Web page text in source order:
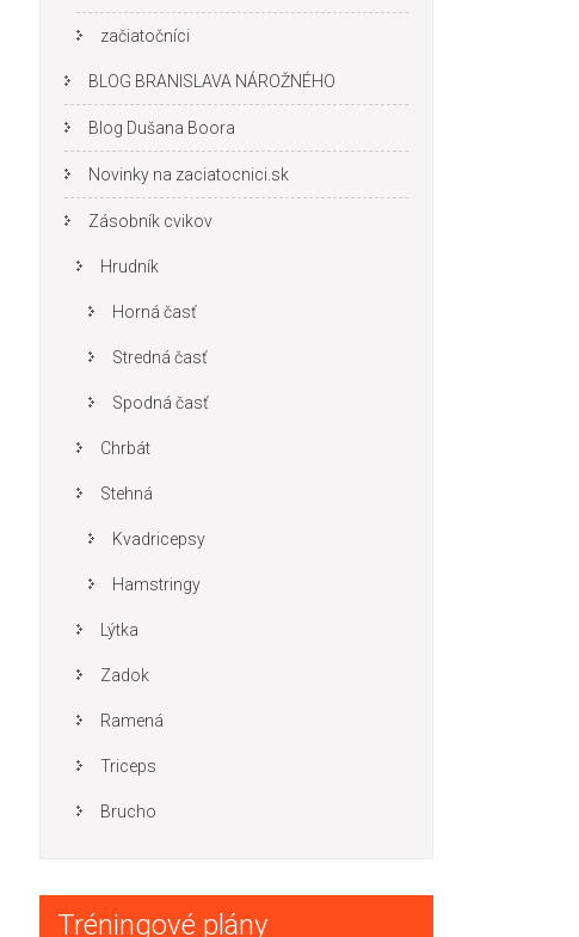
začiatočníci
BLOG BRANISLAVA NÁROŽNÉHO
Blog Dušana Boora
Novinky na zaciatocnici.sk
Zásobník cvikov
Hrudník
Horná časť
Stredná časť
Spodná časť
Chrbát
Stehná
Kvadricepsy
Hamstringy
Lýtka
Zadok
Ramená
Triceps
Brucho
Tréningové plány